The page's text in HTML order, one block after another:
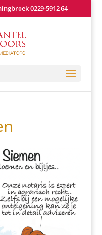
0229-5912 64